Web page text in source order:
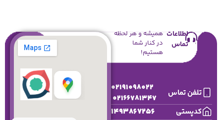
اطلاعات
تماس
همیشه و هر لحظه
در کنار شما
هستیم!
تلفن تماس
02191098022
02166781347
کدپستی
1493867256